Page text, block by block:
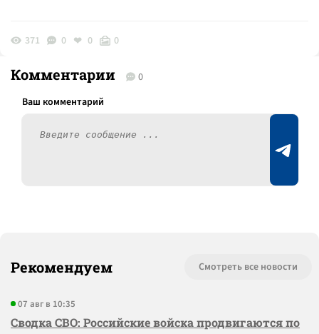
371 0 0 0
Комментарии 0
Рекомендуем Смотреть все новости
07 авг в 10:35
Сводка СВО: Российские войска продвигаются по